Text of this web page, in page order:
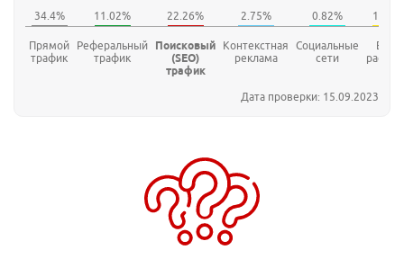
Прямой
трафик
Реферальный
трафик
Поисковый
(SEO)
трафик
Контекстная
реклама
Социальные
сети
E-
Дата проверки: 15.09.2023